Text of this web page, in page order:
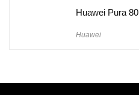
Huawei Pura 80
Huawei